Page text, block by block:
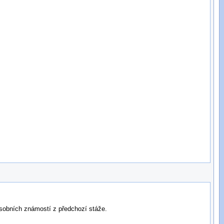
známostí z předchozí stáže.